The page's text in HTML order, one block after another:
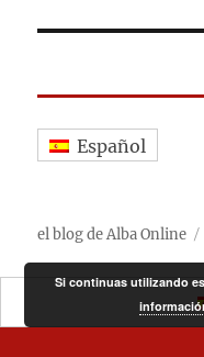
Español
el blog de Alba Online
Si continuas utilizando